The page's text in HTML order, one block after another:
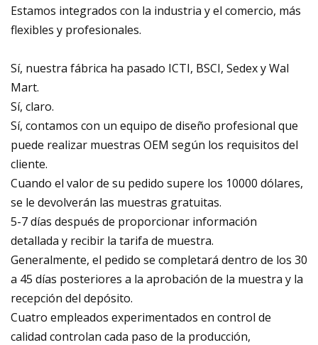
Estamos integrados con la industria y el comercio, más
flexibles y profesionales.
Sí, nuestra fábrica ha pasado ICTI, BSCI, Sedex y Wal
Mart.
Sí, claro.
Sí, contamos con un equipo de diseño profesional que
puede realizar muestras OEM según los requisitos del
cliente.
Cuando el valor de su pedido supere los 10000 dólares,
se le devolverán las muestras gratuitas.
5-7 días después de proporcionar información
detallada y recibir la tarifa de muestra.
Generalmente, el pedido se completará dentro de los 30
a 45 días posteriores a la aprobación de la muestra y la
recepción del depósito.
Cuatro empleados experimentados en control de
calidad controlan cada paso de la producción,